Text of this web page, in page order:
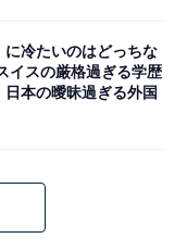
『教場
っていくのです
に冷たいのはどっちな
イスの厳格過ぎる学歴
日本の曖昧過ぎる外国